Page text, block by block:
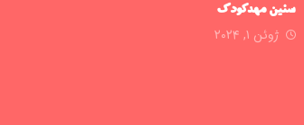
سنین مهدکودک
ژوئن ۱, ۲۰۲۴